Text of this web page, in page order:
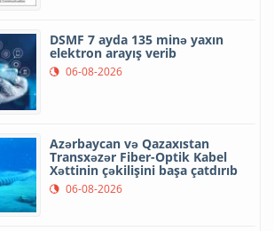
DSMF 7 ayda 135 minə yaxın
elektron arayış verib
06-08-2026
Azərbaycan və Qazaxıstan
Transxəzər Fiber-Optik Kabel
Xəttinin çəkilişini başa çatdırıb
06-08-2026